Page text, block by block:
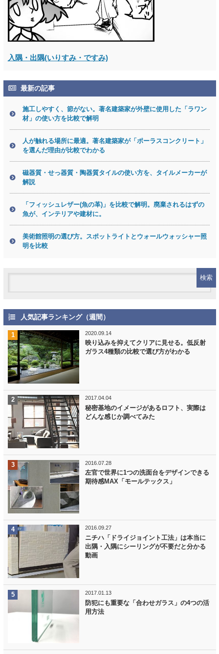
入隅・出隅(いりすみ・ですみ)
最新の記事
施工しやすく、節がない。著名建築家が外壁に使用した「ラワン
材」の使い方を比較で解明
人が触れる場所に最適。著名建築家が「ポーラスコンクリート」
を選んだ理由が比較でわかる
磁器質・せっ器質・陶器質タイルの使い方を、タイルメーカーが
解説
「フィッシュレザー(魚の革)」を比較で解明。廃棄されるはずの
魚が、インテリアや建材に。
美術館照明の選び方。スポットライトとウォールウォッシャー照
明を比較
人気記事ランキング（週間）
2020.09.14
映り込みを抑えてクリアに見せる。低反射
ガラス4種類の比較で選び方がわかる
2017.04.04
秘密基地のイメージがあるロフト、実際は
どんな感じか調べてみた
2016.07.28
左官で世界に1つの洗面台をデザインできる
期待感MAX「モールテックス」
2016.09.27
ニチハ「ドライジョイント工法」は本当に
出隅・入隅にシーリングが不要だと分かる
動画
2017.01.13
防犯にも重要な「合わせガラス」の4つの活
用方法